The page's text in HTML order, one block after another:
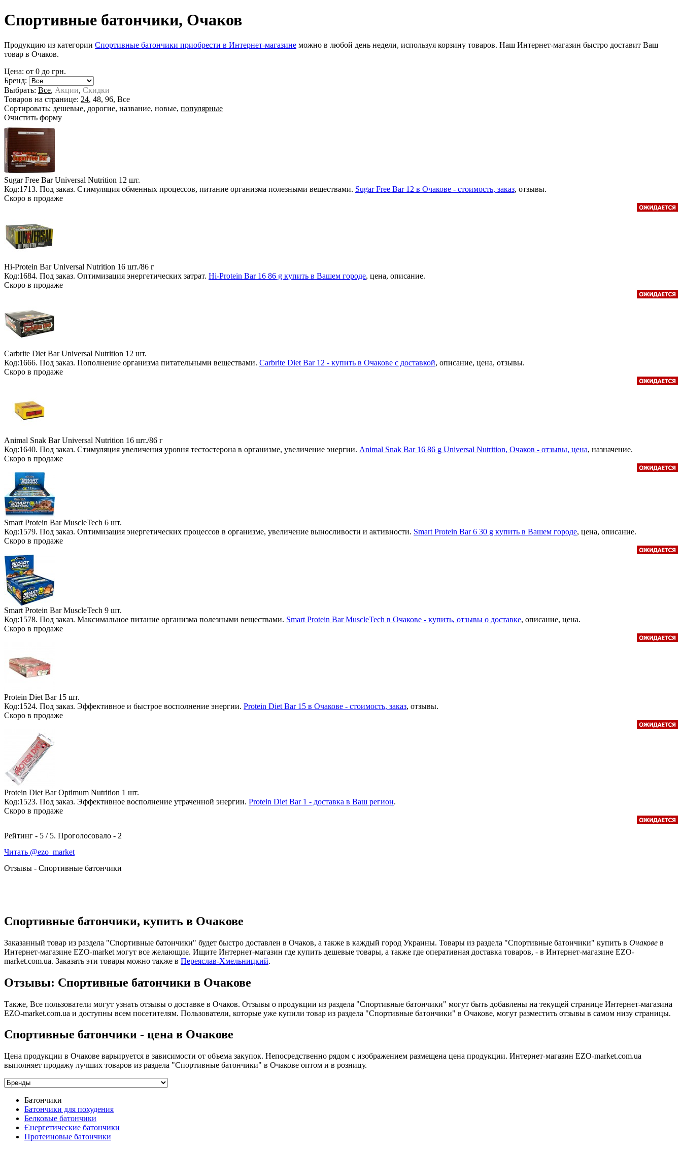
Спортивные батончики, Очаков
Продукцию из категории Спортивные батончики приобрести в Интернет-магазине можно в любой день недели, используя корзину товаров. Наш Интернет-магазин быстро доставит Ваш
товар в Очаков.
Цена: от 0 до грн.
Бренд:
Выбрать: Все, Акции, Скидки
Товаров на странице: 24, 48, 96, Все
Сортировать: дешевые, дорогие, название, новые, популярные
Очистить форму
Sugar Free Bar Universal Nutrition 12 шт.
Код:1713. Под заказ. Стимуляция обменных процессов, питание организма полезными веществами. Sugar Free Bar 12 в Очакове - стоимость, заказ, отзывы.
Скоро в продаже
Hi-Protein Bar Universal Nutrition 16 шт./86 г
Код:1684. Под заказ. Оптимизация энергетических затрат. Hi-Protein Bar 16 86 g купить в Вашем городе, цена, описание.
Скоро в продаже
Carbrite Diet Bar Universal Nutrition 12 шт.
Код:1666. Под заказ. Пополнение организма питательными веществами. Carbrite Diet Bar 12 - купить в Очакове с доставкой, описание, цена, отзывы.
Скоро в продаже
Animal Snak Bar Universal Nutrition 16 шт./86 г
Код:1640. Под заказ. Стимуляция увеличения уровня тестостерона в организме, увеличение энергии. Animal Snak Bar 16 86 g Universal Nutrition, Очаков - отзывы, цена, назначение.
Скоро в продаже
Smart Protein Bar MuscleTech 6 шт.
Код:1579. Под заказ. Оптимизация энергетических процессов в организме, увеличение выносливости и активности. Smart Protein Bar 6 30 g купить в Вашем городе, цена, описание.
Скоро в продаже
Smart Protein Bar MuscleTech 9 шт.
Код:1578. Под заказ. Максимальное питание организма полезными веществами. Smart Protein Bar MuscleTech в Очакове - купить, отзывы о доставке, описание, цена.
Скоро в продаже
Protein Diet Bar 15 шт.
Код:1524. Под заказ. Эффективное и быстрое восполнение энергии. Protein Diet Bar 15 в Очакове - стоимость, заказ, отзывы.
Скоро в продаже
Protein Diet Bar Optimum Nutrition 1 шт.
Код:1523. Под заказ. Эффективное восполнение утраченной энергии. Protein Diet Bar 1 - доставка в Ваш регион.
Скоро в продаже
Рейтинг - 5 / 5. Проголосовало - 2
Читать @ezo_market
Отзывы - Спортивные батончики
Спортивные батончики, купить в Очакове
Заказанный товар из раздела "Спортивные батончики" будет быстро доставлен в Очаков, а также в каждый город Украины. Товары из раздела "Спортивные батончики" купить в Очакове в
Интернет-магазине EZO-market могут все желающие. Ищите Интернет-магазин где купить дешевые товары, а также где оперативная доставка товаров, - в Интернет-магазине EZO-
market.com.ua. Заказать эти товары можно также в Переяслав-Хмельницкий.
Отзывы: Спортивные батончики в Очакове
Также, Все пользователи могут узнать отзывы о доставке в Очаков. Отзывы о продукции из раздела "Спортивные батончики" могут быть добавлены на текущей странице Интернет-магазина
EZO-market.com.ua и доступны всем посетителям. Пользователи, которые уже купили товар из раздела "Спортивные батончики" в Очакове, могут разместить отзывы в самом низу страницы.
Спортивные батончики - цена в Очакове
Цена продукции в Очакове варьируется в зависимости от объема закупок. Непосредственно рядом с изображением размещена цена продукции. Интернет-магазин EZO-market.com.ua
выполняет продажу лучших товаров из раздела "Спортивные батончики" в Очакове оптом и в розницу.
Батончики
Батончики для похудения
Белковые батончики
Єнергетические батончики
Протеиновые батончики